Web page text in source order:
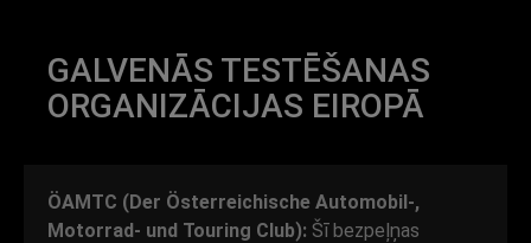
GALVENĀS TESTĒŠANAS
ORGANIZĀCIJAS EIROPĀ
ÖAMTC (Der Österreichische Automobil-,
Motorrad- und Touring Club): Šī bezpeļņas